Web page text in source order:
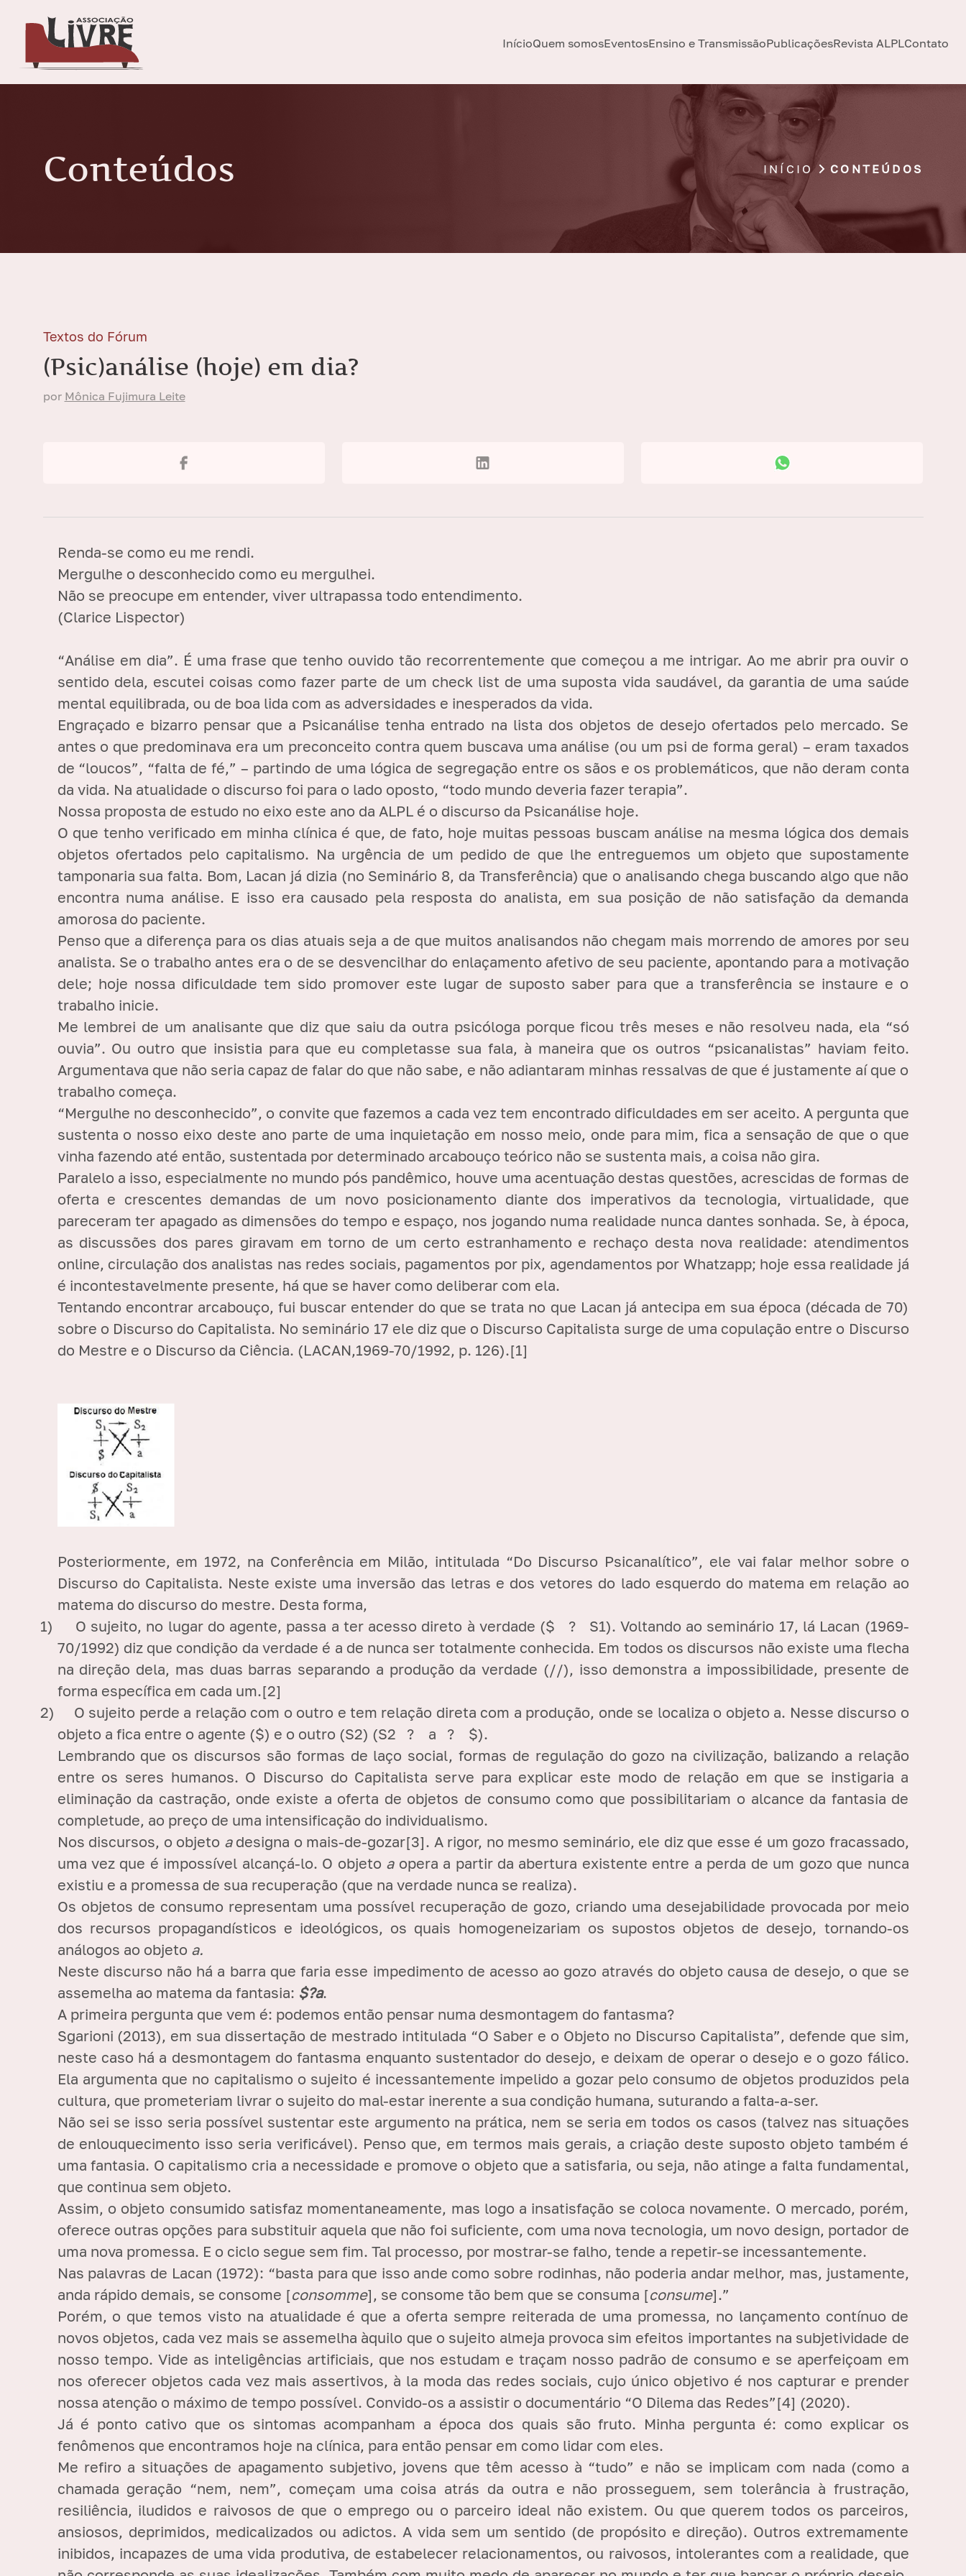
InícioQuem somosEventosEnsino e TransmissãoPublicaçõesRevista ALPLContato
Conteúdos INÍCIO CONTEÚDOS
Textos do Fórum
(Psic)análise (hoje) em dia?
por Mônica Fujimura Leite
Renda-se como eu me rendi.
Mergulhe o desconhecido como eu mergulhei.
Não se preocupe em entender, viver ultrapassa todo entendimento.
(Clarice Lispector)
“Análise em dia”. É uma frase que tenho ouvido tão recorrentemente que começou a me intrigar. Ao me abrir pra ouvir o
sentido dela, escutei coisas como fazer parte de um check list de uma suposta vida saudável, da garantia de uma saúde
mental equilibrada, ou de boa lida com as adversidades e inesperados da vida.
Engraçado e bizarro pensar que a Psicanálise tenha entrado na lista dos objetos de desejo ofertados pelo mercado. Se
antes o que predominava era um preconceito contra quem buscava uma análise (ou um psi de forma geral) – eram taxados
de “loucos”, “falta de fé,” – partindo de uma lógica de segregação entre os sãos e os problemáticos, que não deram conta
da vida. Na atualidade o discurso foi para o lado oposto, “todo mundo deveria fazer terapia”.
Nossa proposta de estudo no eixo este ano da ALPL é o discurso da Psicanálise hoje.
O que tenho verificado em minha clínica é que, de fato, hoje muitas pessoas buscam análise na mesma lógica dos demais
objetos ofertados pelo capitalismo. Na urgência de um pedido de que lhe entreguemos um objeto que supostamente
tamponaria sua falta. Bom, Lacan já dizia (no Seminário 8, da Transferência) que o analisando chega buscando algo que não
encontra numa análise. E isso era causado pela resposta do analista, em sua posição de não satisfação da demanda
amorosa do paciente.
Penso que a diferença para os dias atuais seja a de que muitos analisandos não chegam mais morrendo de amores por seu
analista. Se o trabalho antes era o de se desvencilhar do enlaçamento afetivo de seu paciente, apontando para a motivação
dele; hoje nossa dificuldade tem sido promover este lugar de suposto saber para que a transferência se instaure e o
trabalho inicie.
Me lembrei de um analisante que diz que saiu da outra psicóloga porque ficou três meses e não resolveu nada, ela “só
ouvia”. Ou outro que insistia para que eu completasse sua fala, à maneira que os outros “psicanalistas” haviam feito.
Argumentava que não seria capaz de falar do que não sabe, e não adiantaram minhas ressalvas de que é justamente aí que o
trabalho começa.
“Mergulhe no desconhecido”, o convite que fazemos a cada vez tem encontrado dificuldades em ser aceito. A pergunta que
sustenta o nosso eixo deste ano parte de uma inquietação em nosso meio, onde para mim, fica a sensação de que o que
vinha fazendo até então, sustentada por determinado arcabouço teórico não se sustenta mais, a coisa não gira.
Paralelo a isso, especialmente no mundo pós pandêmico, houve uma acentuação destas questões, acrescidas de formas de
oferta e crescentes demandas de um novo posicionamento diante dos imperativos da tecnologia, virtualidade, que
pareceram ter apagado as dimensões do tempo e espaço, nos jogando numa realidade nunca dantes sonhada. Se, à época,
as discussões dos pares giravam em torno de um certo estranhamento e rechaço desta nova realidade: atendimentos
online, circulação dos analistas nas redes sociais, pagamentos por pix, agendamentos por Whatzapp; hoje essa realidade já
é incontestavelmente presente, há que se haver como deliberar com ela.
Tentando encontrar arcabouço, fui buscar entender do que se trata no que Lacan já antecipa em sua época (década de 70)
sobre o Discurso do Capitalista. No seminário 17 ele diz que o Discurso Capitalista surge de uma copulação entre o Discurso
do Mestre e o Discurso da Ciência. (LACAN,1969-70/1992, p. 126).[1]
Posteriormente, em 1972, na Conferência em Milão, intitulada “Do Discurso Psicanalítico”, ele vai falar melhor sobre o
Discurso do Capitalista. Neste existe uma inversão das letras e dos vetores do lado esquerdo do matema em relação ao
matema do discurso do mestre. Desta forma,
1)
O sujeito, no lugar do agente, passa a ter acesso direto à verdade ($ ? S1). Voltando ao seminário 17, lá Lacan (1969-
70/1992) diz que condição da verdade é a de nunca ser totalmente conhecida. Em todos os discursos não existe uma flecha
na direção dela, mas duas barras separando a produção da verdade (//), isso demonstra a impossibilidade, presente de
forma específica em cada um.[2]
2)
O sujeito perde a relação com o outro e tem relação direta com a produção, onde se localiza o objeto a. Nesse discurso o
objeto a fica entre o agente ($) e o outro (S2) (S2 ? a ?
$).
Lembrando que os discursos são formas de laço social, formas de regulação do gozo na civilização, balizando a relação
entre os seres humanos. O Discurso do Capitalista serve para explicar este modo de relação em que se instigaria a
eliminação da castração, onde existe a oferta de objetos de consumo como que possibilitariam o alcance da fantasia de
completude, ao preço de uma intensificação do individualismo.
Nos discursos, o objeto a designa o mais-de-gozar[3]. A rigor, no mesmo seminário, ele diz que esse é um gozo fracassado,
uma vez que é impossível alcançá-lo. O objeto a opera a partir da abertura existente entre a perda de um gozo que nunca
existiu e a promessa de sua recuperação (que na verdade nunca se realiza).
Os objetos de consumo representam uma possível recuperação de gozo, criando uma desejabilidade provocada por meio
dos recursos propagandísticos e ideológicos, os quais homogeneizariam os supostos objetos de desejo, tornando-os
análogos ao objeto a.
Neste discurso não há a barra que faria esse impedimento de acesso ao gozo através do objeto causa de desejo, o que se
assemelha ao matema da fantasia: $?a.
A primeira pergunta que vem é: podemos então pensar numa desmontagem do fantasma?
Sgarioni (2013), em sua dissertação de mestrado intitulada “O Saber e o Objeto no Discurso Capitalista”, defende que sim,
neste caso há a desmontagem do fantasma enquanto sustentador do desejo, e deixam de operar o desejo e o gozo fálico.
Ela argumenta que no capitalismo o sujeito é incessantemente impelido a gozar pelo consumo de objetos produzidos pela
cultura, que prometeriam livrar o sujeito do mal-estar inerente a sua condição humana, suturando a falta-a-ser.
Não sei se isso seria possível sustentar este argumento na prática, nem se seria em todos os casos (talvez nas situações
de enlouquecimento isso seria verificável). Penso que, em termos mais gerais, a criação deste suposto objeto também é
uma fantasia. O capitalismo cria a necessidade e promove o objeto que a satisfaria, ou seja, não atinge a falta fundamental,
que continua sem objeto.
Assim, o objeto consumido satisfaz momentaneamente, mas logo a insatisfação se coloca novamente. O mercado, porém,
oferece outras opções para substituir aquela que não foi suficiente, com uma nova tecnologia, um novo design, portador de
uma nova promessa. E o ciclo segue sem fim. Tal processo, por mostrar-se falho, tende a repetir-se incessantemente.
Nas palavras de Lacan (1972): “basta para que isso ande como sobre rodinhas, não poderia andar melhor, mas, justamente,
anda rápido demais, se consome [consomme], se consome tão bem que se consuma [consume].”
Porém, o que temos visto na atualidade é que a oferta sempre reiterada de uma promessa, no lançamento contínuo de
novos objetos, cada vez mais se assemelha àquilo que o sujeito almeja provoca sim efeitos importantes na subjetividade de
nosso tempo. Vide as inteligências artificiais, que nos estudam e traçam nosso padrão de consumo e se aperfeiçoam em
nos oferecer objetos cada vez mais assertivos, à la moda das redes sociais, cujo único objetivo é nos capturar e prender
nossa atenção o máximo de tempo possível. Convido-os a assistir o documentário “O Dilema das Redes”[4] (2020).
Já é ponto cativo que os sintomas acompanham a época dos quais são fruto. Minha pergunta é: como explicar os
fenômenos que encontramos hoje na clínica, para então pensar em como lidar com eles.
Me refiro a situações de apagamento subjetivo, jovens que têm acesso à “tudo” e não se implicam com nada (como a
chamada geração “nem, nem”, começam uma coisa atrás da outra e não prosseguem, sem tolerância à frustração,
resiliência, iludidos e raivosos de que o emprego ou o parceiro ideal não existem. Ou que querem todos os parceiros,
ansiosos, deprimidos, medicalizados ou adictos. A vida sem um sentido (de propósito e direção). Outros extremamente
inibidos, incapazes de uma vida produtiva, de estabelecer relacionamentos, ou raivosos, intolerantes com a realidade, que